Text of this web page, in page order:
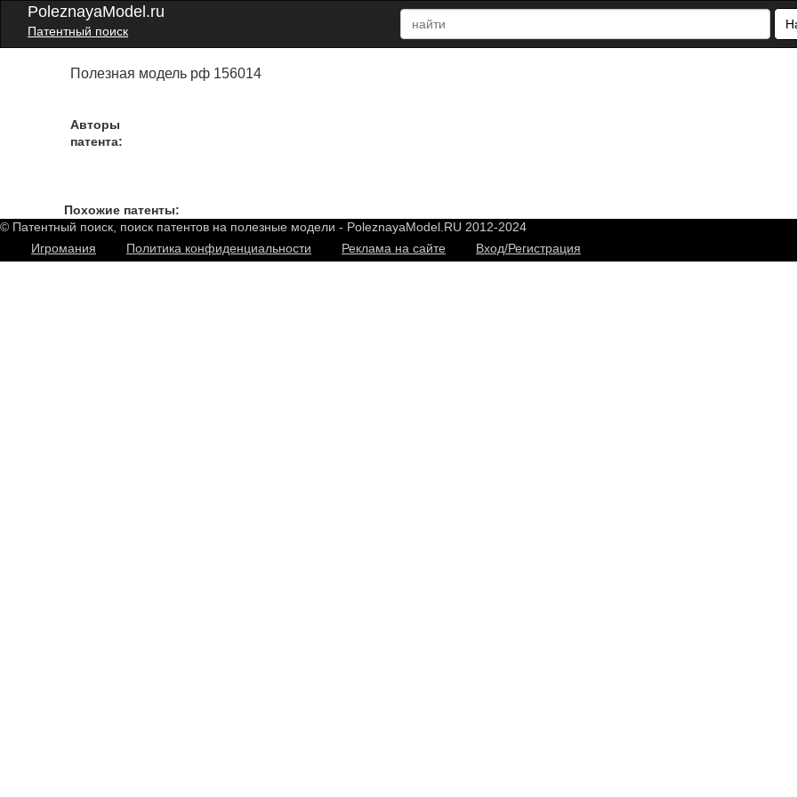
PoleznayaModel.ru
Патентный поиск
Полезная модель рф 156014
Авторы
патента:
Похожие патенты:
© Патентный поиск, поиск патентов на полезные модели - PoleznayaModel.RU 2012-2024
Игромания
Политика конфиденциальности Реклама на сайте Вход/Регистрация